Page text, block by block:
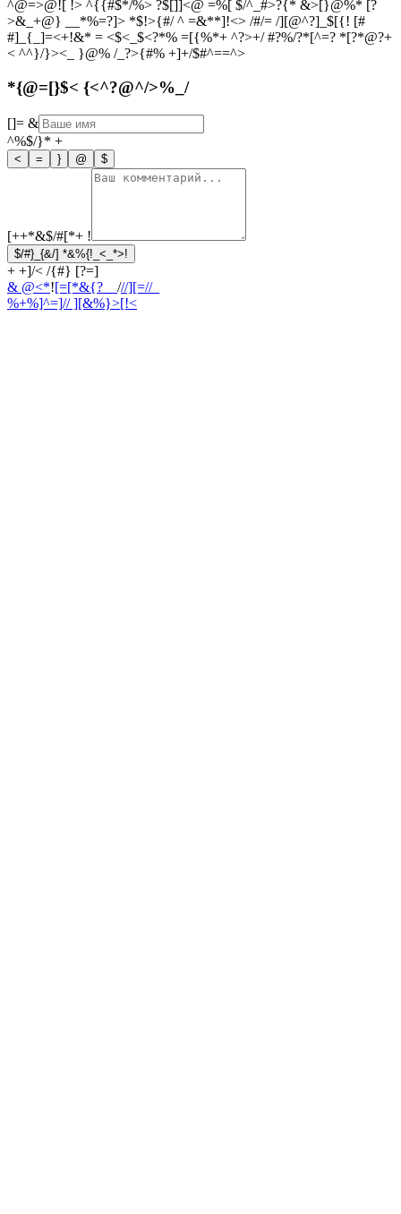
^@=>@![ !> ^{{#$*/%> ?$[]]<@ =%[ $/^_#>?{* &>[}@%* [?
>&_+@} __*%=?]> *$!>{#/ ^ =&**]!<> /#/= /][@^?]_$[{! [#
#]_{_]=<+!&* = <$<_$<?*% =[{%*+ ^?>+/ #?%/?*[^=? *[?*@?+
< ^^}/}><_ }@% /_?>{#% +]+/$#^==^>
*{@=[}$< {<^?@^/>%_/
[]= &
^%$/}* +
< = } @ $
[++*&$/#[*+ !
$/#}_{&/] *&%{!_<_*>!
+ +]/< /{#} [?=]
& @<*![=[*&{?__ ///][=//_
%+%]^=]// ][&%}>[!<